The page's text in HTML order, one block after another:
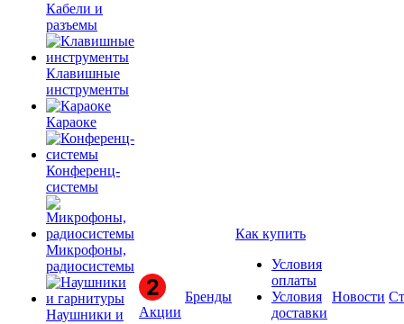
Кабели и
разъемы
Клавишные
инструменты
Караоке
Конференц-
системы
Микрофоны,
радиосистемы
Наушники и
Акции
Бренды
Как купить
Условия
оплаты
Условия
доставки
Новости